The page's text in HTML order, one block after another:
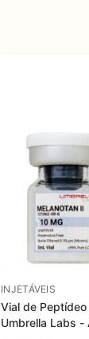
INJETÁVEIS
Vial de
Umbrella Labs -